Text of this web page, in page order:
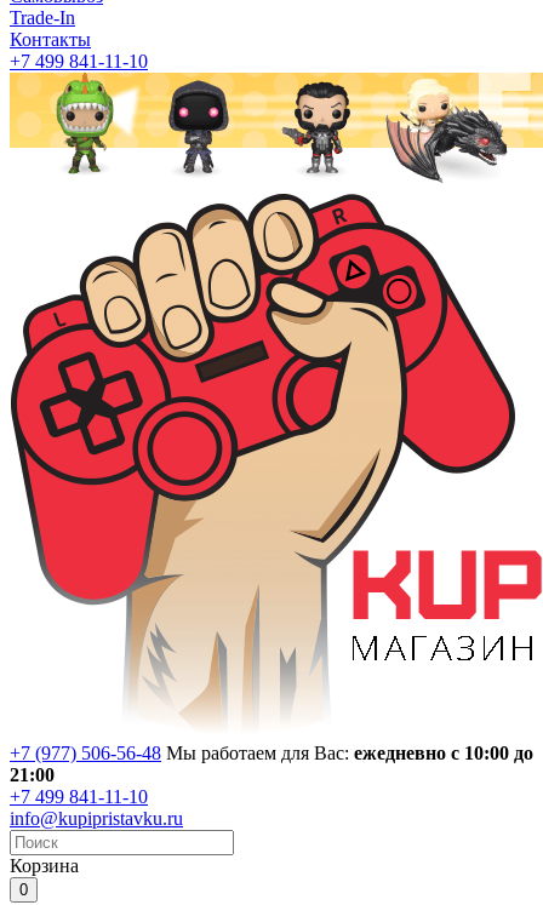
Trade-In
Контакты
+7 499 841-11-10
+7 (977) 506-56-48 Мы работаем для Вас: ежедневно с 10:00 до
21:00
+7 499 841-11-10
info@kupipristavku.ru
Корзина
0